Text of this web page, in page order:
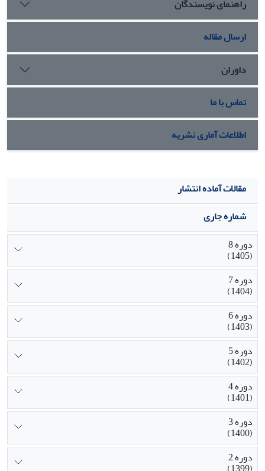
راهنمای نویسندگان
ارسال مقاله
داوران
تماس با ما
اطلاعات آماری نشریه
مقالات آماده انتشار
شماره جاری
دوره 8
(1405)
دوره 7
(1404)
دوره 6
(1403)
دوره 5
(1402)
دوره 4
(1401)
دوره 3
(1400)
دوره 2